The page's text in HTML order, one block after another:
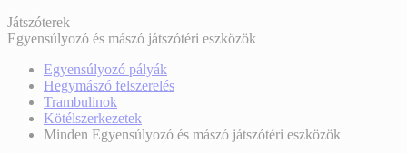
Játszóterek
Egyensúlyozó és mászó játszótéri eszközök
Egyensúlyozó pályák
Hegymászó felszerelés
Trambulinok
Kötélszerkezetek
Minden Egyensúlyozó és mászó játszótéri eszközök